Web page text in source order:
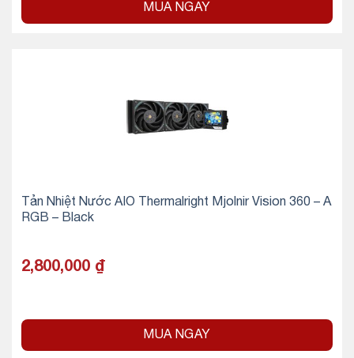
MUA NGAY
Tản Nhiệt Nước AIO Thermalright Mjolnir Vision 360 – A
RGB – Black
2,800,000 ₫
MUA NGAY